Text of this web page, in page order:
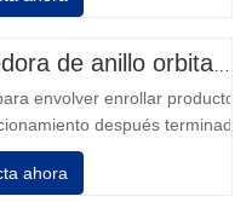
120-130 palets • Cargador
aprox. 8-10h…
envolver enrollar
después
fuerza puede ser
superior plato a prensa
ahora